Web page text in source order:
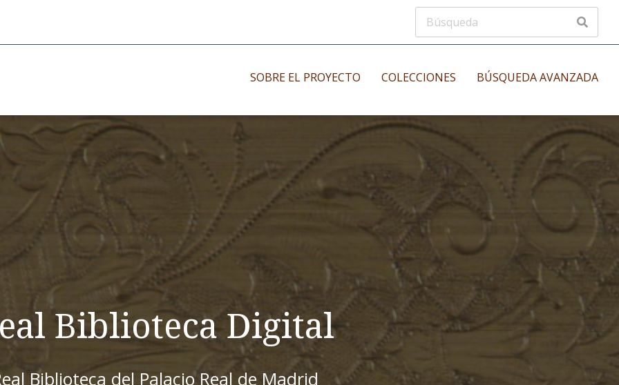
SOBRE EL PROYECTO COLECCIONES
Impresos antiguos
Impresos modernos
Impresos menores
Manuscritos musicales
Incunables
BÚSQUEDA AVANZADA
Biblioteca Digital
Biblioteca del Palacio Real de Madrid